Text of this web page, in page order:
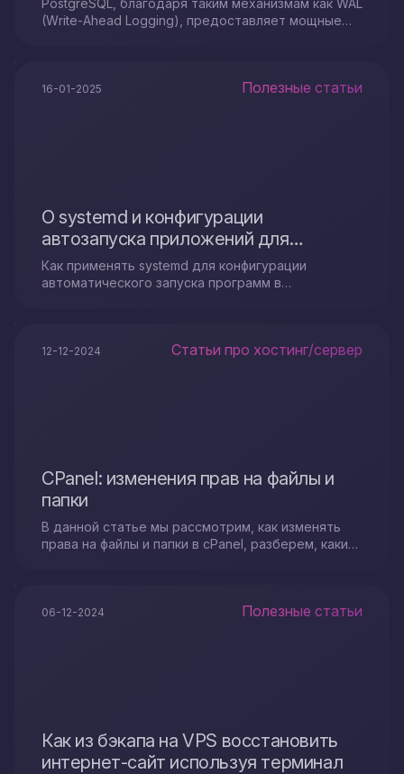
PostgreSQL, благодаря таким механизмам как WAL
(Write-Ahead Logging), предоставляет мощные
16-01-2025 Полезные статьи
О systemd и конфигурации
автозапуска приложений для
рабочего стола
Как применять systemd для конфигурации
автоматического запуска программ в
12-12-2024 Статьи про хостинг/сервер
CPanel: изменения прав на файлы и
папки
В данной статье мы рассмотрим, как изменять
права на файлы и папки в cPanel, разберем, какие
06-12-2024 Полезные статьи
Как из бэкапа на VPS восстановить
интернет-сайт используя терминал